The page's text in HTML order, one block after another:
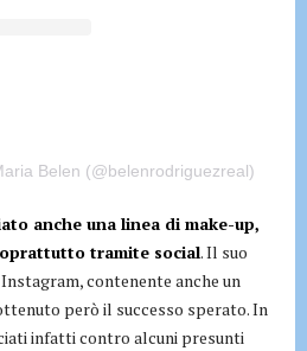
Belen (@belenrodriguezreal)
anche una linea di make-up,
tramite social. Il suo
contenente anche un
però il successo sperato. In
infatti contro alcuni presunti